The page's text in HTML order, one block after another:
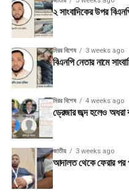
২ সাংবাদিকের উপর
মিরর বিশেষ 3 weeks ago
বিএনপি নেতার নামে
মিরর বিশেষ 4 weeks ago
ড্রেজার জব্দ হলেও অধরা
জাতীয় 3 weeks ago
আদালত থেকে ফেরার পর